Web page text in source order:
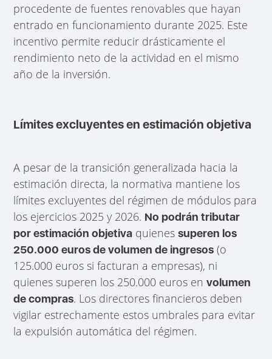
procedente de fuentes renovables que hayan
entrado en funcionamiento durante 2025. Este
incentivo permite reducir drásticamente el
rendimiento neto de la actividad en el mismo
año de la inversión.
Límites excluyentes en estimación objetiva
A pesar de la transición generalizada hacia la
estimación directa, la normativa mantiene los
límites excluyentes del régimen de módulos para
los ejercicios 2025 y 2026. No podrán tributar
por estimación objetiva quienessuperen los
250.000 euros de volumen de ingresos (o
125.000 euros si facturan a empresas), ni
quienes superen los 250.000 euros envolumen
de compras. Los directores financieros deben
vigilar estrechamente estos umbrales para evitar
la expulsión automática del régimen.